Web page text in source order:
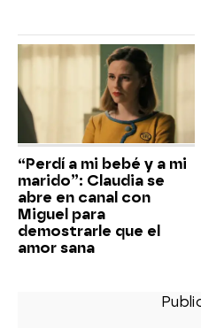
“Perdí a mi bebé y a mi
marido”: Claudia se
abre en canal con
Miguel para
demostrarle que el
amor sana